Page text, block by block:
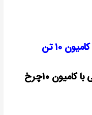
کامیون ۱۰ تن
حمل بار به استان خراسان شمالی با کامیون ۱۰چرخ